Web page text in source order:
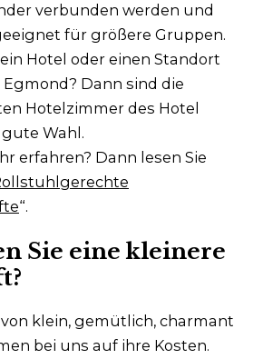
verbunden werden und
für größere Gruppen.
Hotel oder einen Standort
Dann sind die
Hotelzimmer des Hotel
Wahl.
erfahren? Dann lesen Sie
“.
Sie eine kleinere
klein, gemütlich, charmant
bei uns auf ihre Kosten.